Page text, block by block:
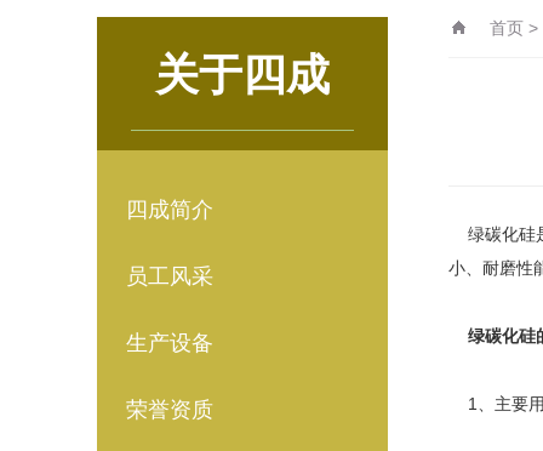
关于四成
四成简介
员工风采
生产设备
荣誉资质
首页 >
绿碳化硅
小、耐磨性
绿碳化硅
1、主要用